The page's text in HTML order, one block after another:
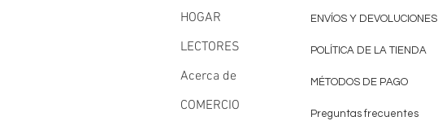
HOGAR
LECTORES
Acerca de
COMERCIO
ENVÍOS Y DEVOLUCIONES
POLÍTICA DE LA TIENDA
MÉTODOS DE PAGO
Preguntas frecuentes